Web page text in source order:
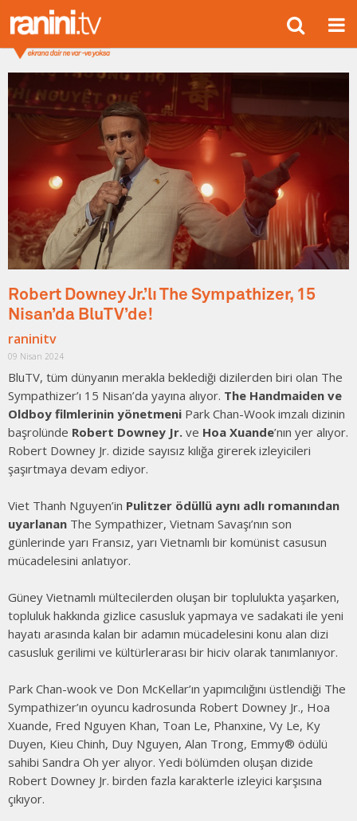
Robert Downey Jr.’lı The Sympathizer, 15
Nisan’da BluTV’de!
raninitv
09 Nisan 2024
BluTV, tüm dünyanın merakla beklediği dizilerden biri olan The
Sympathizer’ı 15 Nisan’da yayına alıyor. The Handmaiden ve
Oldboy filmlerinin yönetmeni Park Chan-Wook imzalı dizinin
başrolünde Robert Downey Jr. ve Hoa Xuande’nın yer alıyor.
Robert Downey Jr. dizide sayısız kılığa girerek izleyicileri
şaşırtmaya devam ediyor.
Viet Thanh Nguyen’in Pulitzer ödüllü aynı adlı romanından
uyarlanan The Sympathizer, Vietnam Savaşı’nın son
günlerinde yarı Fransız, yarı Vietnamlı bir komünist casusun
mücadelesini anlatıyor.
Güney Vietnamlı mültecilerden oluşan bir toplulukta yaşarken,
topluluk hakkında gizlice casusluk yapmaya ve sadakati ile yeni
hayatı arasında kalan bir adamın mücadelesini konu alan dizi
casusluk gerilimi ve kültürlerarası bir hiciv olarak tanımlanıyor.
Park Chan-wook ve Don McKellar’ın yapımcılığını üstlendiği The
Sympathizer’ın oyuncu kadrosunda Robert Downey Jr., Hoa
Xuande, Fred Nguyen Khan, Toan Le, Phanxine, Vy Le, Ky
Duyen, Kieu Chinh, Duy Nguyen, Alan Trong, Emmy® ödülü
sahibi Sandra Oh yer alıyor. Yedi bölümden oluşan dizide
Robert Downey Jr. birden fazla karakterle izleyici karşısına
çıkıyor.